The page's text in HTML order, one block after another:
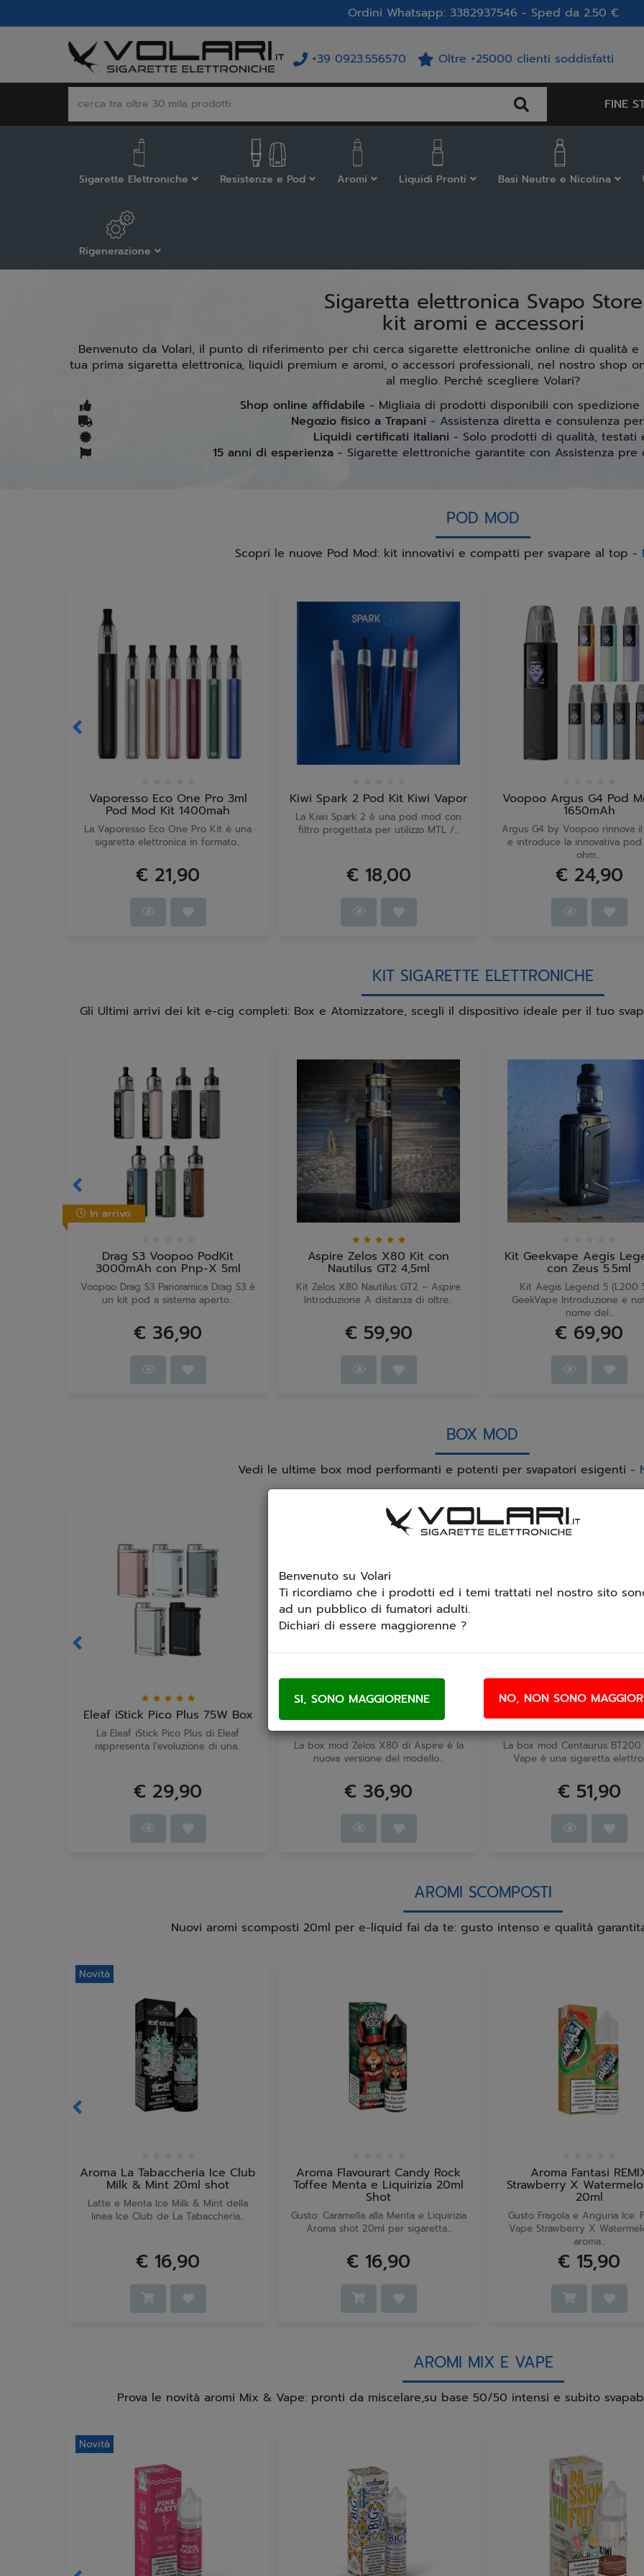
Ordini Whatsapp: 3382937546 - Sped da 2.50 €
+39 0923.556570 Oltre +25000 clienti soddisfatti
FINE
Sigarette Elettroniche Resistenze e Pod Aromi Liquidi Pronti Basi Neutre e Nicotina
Rigenerazione
Sigaretta elettronica Svapo Store
kit aromi e accessori
Benvenuto da Volari, il punto di riferimento per chi cerca sigarette elettroniche online di qualità e
tua prima sigaretta elettronica, liquidi premium e aromi, o accessori professionali, nel nostro shop
al meglio. Perché scegliere Volari?
Shop online affidabile - Migliaia di prodotti disponibili con spedizione
Negozio fisico a Trapani - Assistenza diretta e consulenza
Liquidi certificati italiani - Solo prodotti di qualità, testati
15 anni di esperienza- Sigarette elettroniche garantite con Assistenza pre
POD MOD
Scopri le nuove Pod Mod: kit innovativi e compatti per svapare al top -
Vaporesso Eco One Pro 3ml
Pod Mod Kit 1400mah
La Vaporesso Eco One Pro Kit è una
sigaretta elettronica in formato...
€ 21,90
Kiwi Spark 2 Pod Kit Kiwi Vapor
La Kiwi Spark 2 è una pod mod con
filtro progettata per utilizzo MTL /...
€ 18,00
Voopoo Argus G4 Pod
1650mAh
Argus G4 by Voopoo rinnova
e introduce la innovativa
ohm....
€ 24,90
KIT SIGARETTE ELETTRONICHE
Gli Ultimi arrivi dei kit e-cig completi: Box e Atomizzatore, scegli il dispositivo ideale per il tuo
In arrivo
Drag S3 Voopoo PodKit
3000mAh con Pnp-X 5ml
Voopoo Drag S3 Panoramica Drag S3 è
un kit pod a sistema aperto...
€ 36,90
Aspire Zelos X80 Kit con
Nautilus GT2 4,5ml
Kit Zelos X80 Nautilus GT2 – Aspire
Introduzione A distanza di oltre...
€ 59,90
Kit Geekvape Aegis
con Zeus 5.5ml
Kit Aegis Legend 5 (L200
GeekVape Introduzione e
nome del...
€ 69,90
BOX MOD
Vedi le ultime box mod performanti e potenti per svapatori esigenti -
Eleaf iStick Pico Plus 75W Box
La Eleaf iStick Pico Plus di Eleaf
rappresenta l’evoluzione di una...
€ 29,90
Aspire Zelos X80 Box Mod
80W
La box mod Zelos X80 di Aspire è la
nuova versione del modello...
€ 36,90
Centaurus BT200 Lost
Box Mod 200W
La box mod Centaurus
Vape è una sigaretta
€ 51,90
AROMI SCOMPOSTI
Nuovi aromi scomposti 20ml per e-liquid fai da te: gusto intenso e qualità
Novità
Aroma La Tabaccheria Ice Club
Milk & Mint 20ml shot
Latte e Menta Ice Milk & Mint della
linea Ice Club de La Tabaccheria...
€ 16,90
Aroma Flavourart Candy Rock
Toffee Menta e Liquirizia 20ml
Shot
Gusto: Caramella alla Menta e Liquirizia
Aroma shot 20ml per sigaretta...
€ 16,90
Aroma Fantasi
Strawberry X
20ml
Gusto Fragola e Anguria Ice.
Vape Strawberry X
aroma...
€ 15,90
AROMI MIX E VAPE
Prova le novità aromi Mix & Vape: pronti da miscelare,su base 50/50 intensi e subito
Novità
Benvenuto su Volari
Ti ricordiamo che i prodotti ed i temi trattati nel nostro sito
ad un pubblico di fumatori adulti.
Dichiari di essere maggiorenne ?
NO, NON SONO